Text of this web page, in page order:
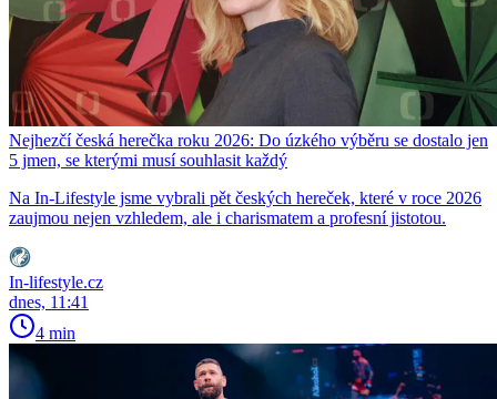
Nejhezčí česká herečka roku 2026: Do úzkého výběru se dostalo jen
5 jmen, se kterými musí souhlasit každý
Na In-Lifestyle jsme vybrali pět českých hereček, které v roce 2026
zaujmou nejen vzhledem, ale i charismatem a profesní jistotou.
In-lifestyle.cz
dnes, 11:41
4 min